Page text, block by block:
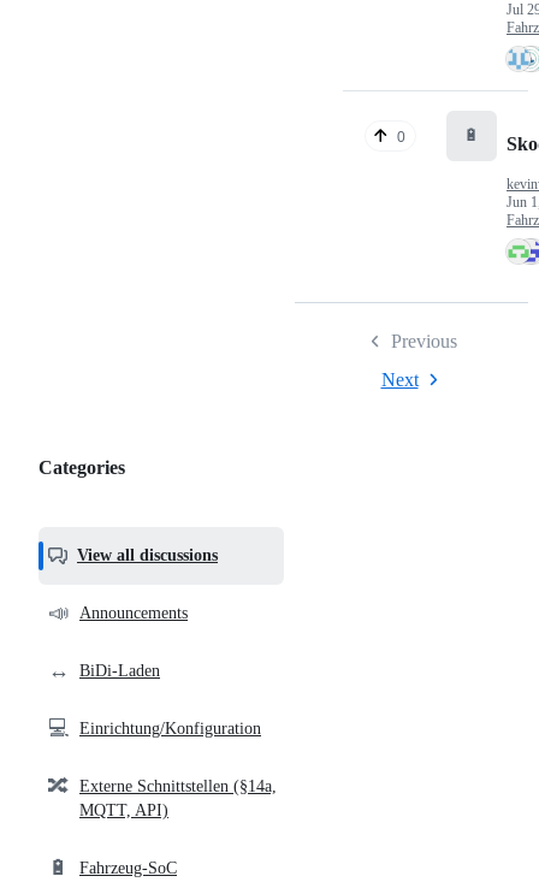
Categories,
helpful,
and
community
Categories
View all discussions
📣 Announcements
↔️ BiDi-Laden
💻 Einrichtung/Konfiguration
🔀 Externe Schnittstellen (§14a,
MQTT, API)
🔋 Fahrzeug-SoC
Jul
0 🔋
Jun
Previous
Next